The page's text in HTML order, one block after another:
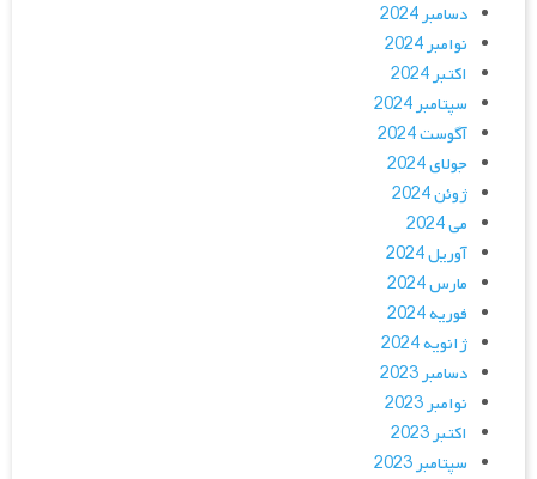
دسامبر 2024
نوامبر 2024
اکتبر 2024
سپتامبر 2024
آگوست 2024
جولای 2024
ژوئن 2024
می 2024
آوریل 2024
مارس 2024
فوریه 2024
ژانویه 2024
دسامبر 2023
نوامبر 2023
اکتبر 2023
سپتامبر 2023